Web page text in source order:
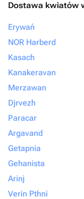
Dostawa kwiatów
Erywań
NOR Harberd
Kasach
Kanakeravan
Merzawan
Djrvezh
Paracar
Argavand
Getapnia
Gehanista
Arinj
Verin Pthni